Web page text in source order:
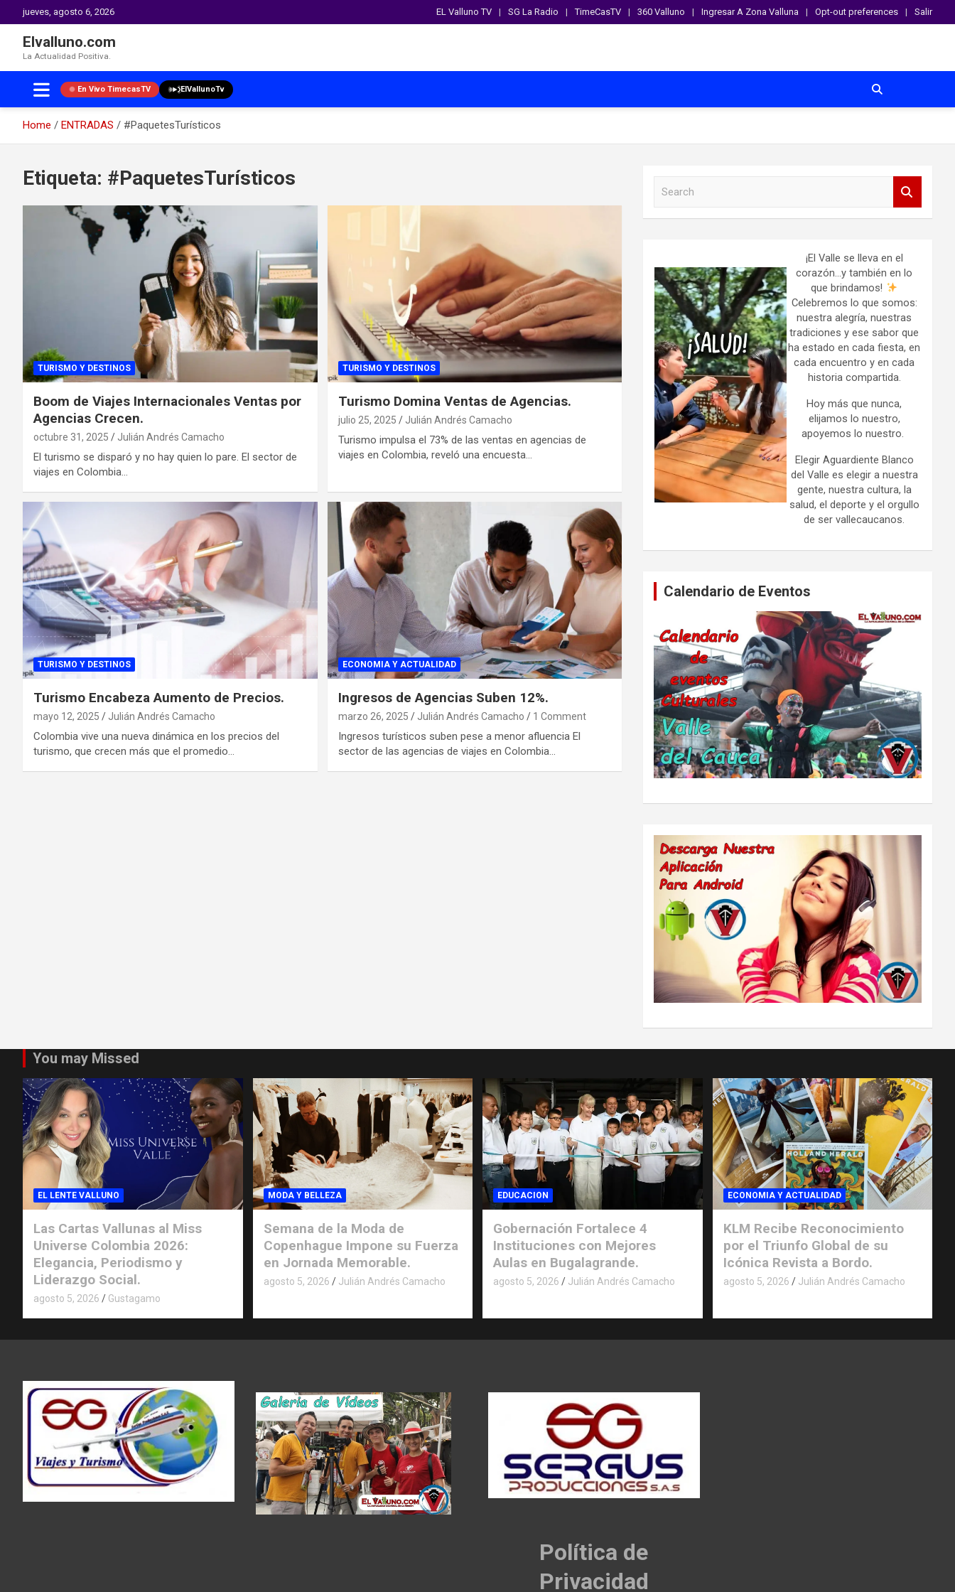
jueves, agosto 6, 2026 EL Valluno TV SG La Radio TimeCasTV 360 Valluno Ingresar A Zona Valluna Opt-out preferences Salir
Elvalluno.com
La Actualidad Positiva.
En Vivo TimecasTV ElVallunoTv
Home ENTRADAS
#PaquetesTurísticos
contentEtiqueta: #PaquetesTurísticos
TURISMO Y DESTINOS
Boom de Viajes Internacionales Ventas por
Agencias Crecen.
octubre 31, 2025 Julián Andrés Camacho
El turismo se disparó y no hay quien lo pare. El sector de
viajes en Colombia…
TURISMO Y DESTINOS
Turismo Domina Ventas de Agencias.
julio 25, 2025 Julián Andrés Camacho
Turismo impulsa el 73% de las ventas en agencias de
viajes en Colombia, reveló una encuesta…
TURISMO Y DESTINOS
Turismo Encabeza Aumento de Precios.
mayo 12, 2025 Julián Andrés Camacho
Colombia vive una nueva dinámica en los precios del
turismo, que crecen más que el promedio…
ECONOMIA Y ACTUALIDAD
Ingresos de Agencias Suben 12%.
marzo 26, 2025 Julián Andrés Camacho 1 Comment
Ingresos turísticos suben pese a menor afluencia El
sector de las agencias de viajes en Colombia…
¡El Valle se lleva en el
corazón…y también en lo
que brindamos!
Celebremos lo que somos:
nuestra alegría, nuestras
tradiciones y ese sabor que
ha estado en cada fiesta, en
cada encuentro y en cada
historia compartida.
Hoy más que nunca,
elijamos lo nuestro,
apoyemos lo nuestro.
Elegir Aguardiente Blanco
del Valle es elegir a nuestra
gente, nuestra cultura, la
salud, el deporte y el orgullo
de ser vallecaucanos.
Calendario de Eventos
You may Missed
EL LENTE VALLUNO
Las Cartas Vallunas al Miss
Universe Colombia 2026:
Elegancia, Periodismo y
Liderazgo Social.
agosto 5, 2026 Gustagamo
MODA Y BELLEZA
Semana de la Moda de
Copenhague Impone su Fuerza
en Jornada Memorable.
agosto 5, 2026 Julián Andrés Camacho
EDUCACION
Gobernación Fortalece 4
Instituciones con Mejores
Aulas en Bugalagrande.
agosto 5, 2026 Julián Andrés Camacho
ECONOMIA Y ACTUALIDAD
KLM Recibe Reconocimiento
por el Triunfo Global de su
Icónica Revista a Bordo.
agosto 5, 2026 Julián Andrés Camacho
Política de
Privacidad